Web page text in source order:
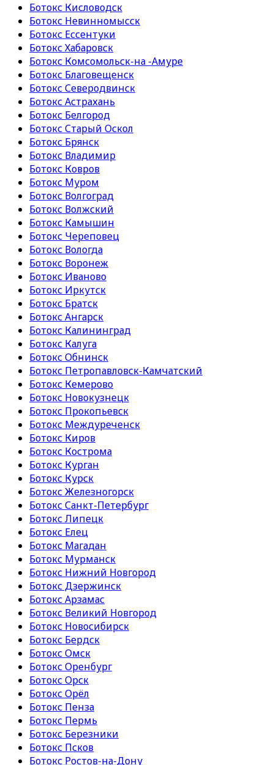
Ботокс Кисловодск
Ботокс Невинномысск
Ботокс Ессентуки
Ботокс Хабаровск
Ботокс Комсомольск-на -Амуре
Ботокс Благовещенск
Ботокс Северодвинск
Ботокс Астрахань
Ботокс Белгород
Ботокс Старый Оскол
Ботокс Брянск
Ботокс Владимир
Ботокс Ковров
Ботокс Муром
Ботокс Волгоград
Ботокс Волжский
Ботокс Камышин
Ботокс Череповец
Ботокс Вологда
Ботокс Воронеж
Ботокс Иваново
Ботокс Иркутск
Ботокс Братск
Ботокс Ангарск
Ботокс Калининград
Ботокс Калуга
Ботокс Обнинск
Ботокс Петропавловск-Камчатский
Ботокс Кемерово
Ботокс Новокузнецк
Ботокс Прокопьевск
Ботокс Междуреченск
Ботокс Киров
Ботокс Кострома
Ботокс Курган
Ботокс Курск
Ботокс Железногорск
Ботокс Санкт-Петербург
Ботокс Липецк
Ботокс Елец
Ботокс Магадан
Ботокс Мурманск
Ботокс Нижний Новгород
Ботокс Дзержинск
Ботокс Арзамас
Ботокс Великий Новгород
Ботокс Новосибирск
Ботокс Бердск
Ботокс Омск
Ботокс Оренбург
Ботокс Орск
Ботокс Орёл
Ботокс Пенза
Ботокс Пермь
Ботокс Березники
Ботокс Псков
Ботокс Ростов-на-Дону